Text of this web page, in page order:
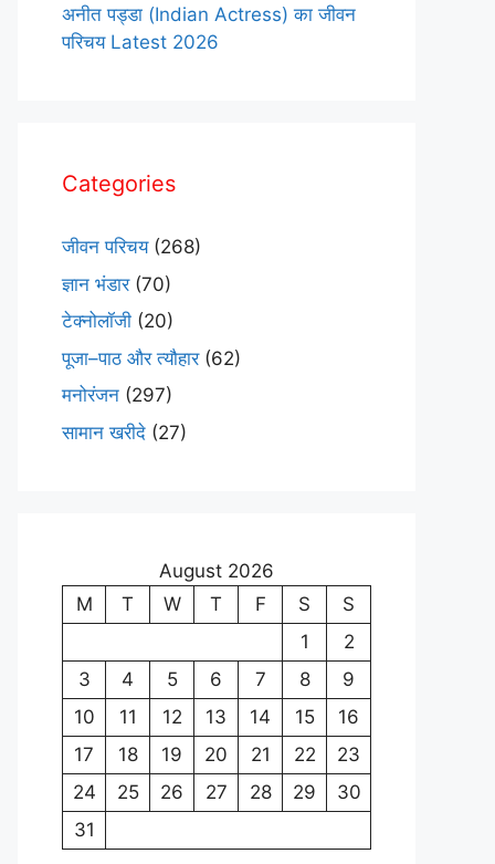
अनीत पड्डा (Indian Actress) का जीवन
परिचय Latest 2026
Categories
जीवन परिचय(268)
ज्ञान भंडार(70)
टेक्नोलॉजी (20)
पूजा–पाठ और त्यौहार(62)
मनोरंजन (297)
सामान खरीदे (27)
August 2026
M
T W T F S
S
1
2
3
4 5 6 7 8
9
10
11 12 13 14 15
16
17
18 19 20 21 22
23
24
25 26 27 28 29
30
31